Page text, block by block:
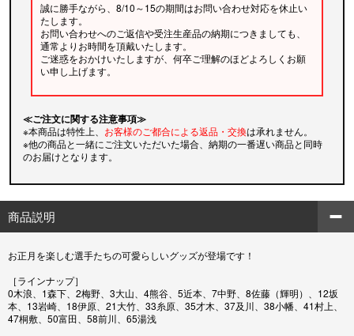
誠に勝手ながら、8/10～15の期間はお問い合わせ対応を休止い
たします。
お問い合わせへのご返信や受注生産品の納期につきましても、
通常よりお時間を頂戴いたします。
ご迷惑をおかけいたしますが、何卒ご理解のほどよろしくお願
い申し上げます。
≪ご注文に関する注意事項≫
※本商品は特性上、 お客様のご都合による返品・交換は承れません。
※他の商品と一緒にご注文いただいた場合、納期の一番遅い商品と同時
のお届けとなります。
商品説明
お正月を楽しむ選手たちの可愛らしいグッズが登場です！
［ラインナップ］
0木浪、1森下、2梅野、3大山、4熊谷、5近本、7中野、8佐藤（輝明）、12坂
本、13岩崎、18伊原、21大竹、33糸原、35才木、37及川、38小幡、41村上、
47桐敷、50富田、58前川、65湯浅